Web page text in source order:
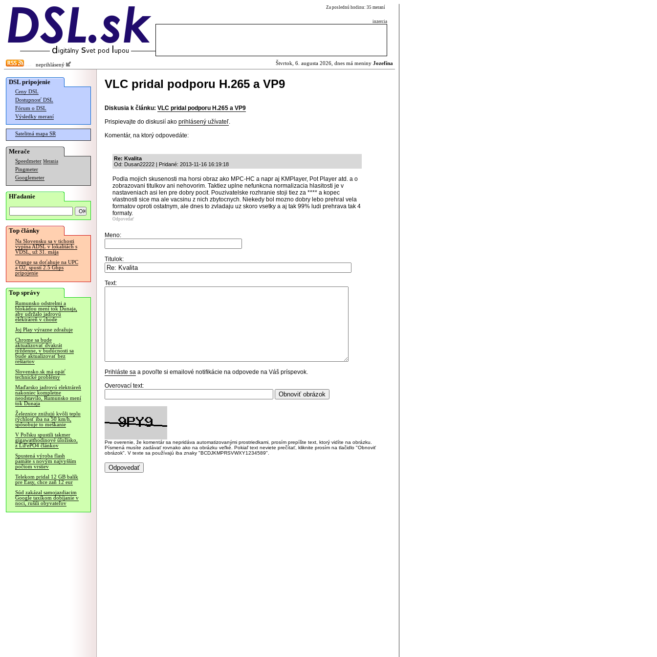
Za poslednú hodinu: 35 meraní
inzercia
neprihlásený Štvrtok, 6. augusta 2026, dnes má meniny Jozefína
DSL pripojenie
Ceny DSL
Dostupnosť DSL
Fórum o DSL
Výsledky meraní
Satelitná mapa SR
Merače
Speedmeter Merania
Pingmeter
Googlemeter
Hľadanie
Top články
Na Slovensku sa v tichosti
vypína ADSL v lokalitách s
VDSL, už 31. mája
Orange sa doťahuje na UPC
a O2, spustí 2.5 Gbps
pripojenie
Top správy
Rumunsko odstrelmi a
blokádou mení tok Dunaja,
aby udržalo jadrovú
elektráreň v chode
Joj Play výrazne zdražuje
Chrome sa bude
aktualizovať dvakrát
týždenne, v budúcnosti sa
bude aktualizovať bez
reštartov
Slovensko.sk má opäť
technické problémy
Maďarsko jadrovú elektráreň
nakoniec kompletne
neodstavilo, Rumunsko mení
tok Dunaja
Železnice znižujú kvôli teplu
rýchlosť iba na 50 km/h,
spôsobuje to meškanie
V Poľsku spustili takmer
gigawatthodinové úložisko,
z LiFePO4 článkov
Spustená výroba flash
pamäte s novým najvyšším
počtom vrstiev
Telekom pridal 12 GB balík
pre Easy, chce zaň 12 eur
Súd zakázal samojazdiacim
Google taxíkom dobíjanie v
noci, rušili obyvateľov
VLC pridal podporu H.265 a VP9
Diskusia k článku: VLC pridal podporu H.265 a VP9
Prispievajte do diskusií ako prihlásený užívateľ.
Komentár, na ktorý odpovedáte:
Re: Kvalita
Od: Dusan22222 | Pridané: 2013-11-16 16:19:18
Podla mojich skusenosti ma horsi obraz ako MPC-HC a napr aj KMPlayer, Pot Player atd. a o
zobrazovani titulkov ani nehovorim. Taktiez uplne nefunkcna normalizacia hlasitosti je v
nastaveniach asi len pre dobry pocit. Pouzivatelske rozhranie stoji tiez za **** a kopec
vlastnosti sice ma ale vacsinu z nich zbytocnych. Niekedy bol mozno dobry lebo prehral vela
formatov oproti ostatnym, ale dnes to zvladaju uz skoro vsetky a aj tak 99% ludi prehrava tak 4
formaty.
Odpovedať
Meno:
Titulok:
Text:
Prihláste sa a povoľte si emailové notifikácie na odpovede na Váš príspevok.
Overovací text:
Pre overenie, že komentár sa nepridáva automatizovanými prostriedkami, prosím prepíšte text, ktorý vidíte na obrázku.
Písmená musíte zadávať rovnako ako na obrázku veľké. Pokiaľ text neviete prečítať, kliknite prosím na tlačidlo "Obnoviť
obrázok". V texte sa používajú iba znaky "BCDJKMPRSVWXY1234589".